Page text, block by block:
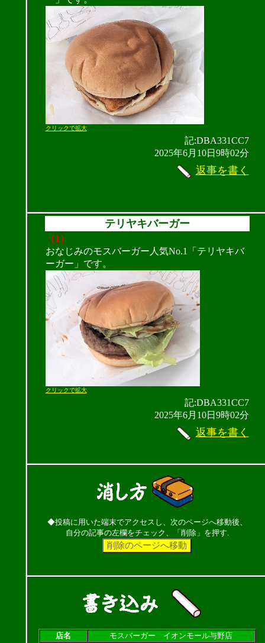
クリックで拡大
記:DBA331CC7
2025年6月10日9時02分
返事を書く
テリヤキバーガー
（1）
おなじみのモスバーガー人気No.1「テリヤキバ
ーガー」です。
クリックで拡大
記:DBA331CC7
2025年6月10日9時02分
返事を書く
◆投稿に用いた端末でアクセスし、次のページへ移動後、
自分の記事の左欄をチェック、「削除」を押す.
店名
モスバーガー イオンモール与野店